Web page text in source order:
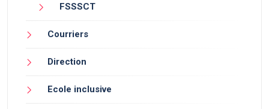
FSSSCT
Courriers
Direction
Ecole inclusive